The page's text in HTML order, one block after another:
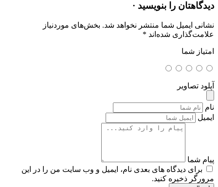
دیدگاهتان را بنویسید ·
نشانی ایمیل شما منتشر نخواهد شد. بخش‌های موردنیاز
علامت‌گذاری شده‌اند*
امتیاز شما
آپلود تصاویر
نام
ایمیل
پیام شما
برای دیدگاه های بعدی نام، ایمیل و وب سایت من را در این
مرورگر ذخیره کنید.